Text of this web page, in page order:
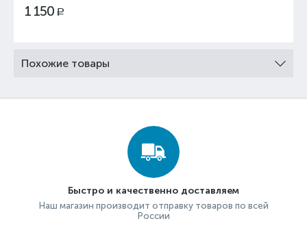
1 150 Р
Похожие товары
Быстро и качественно доставляем
Наш магазин производит отправку товаров по всей
России